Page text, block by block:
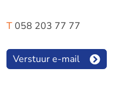
T058 203 77 77
Verstuur e-mail